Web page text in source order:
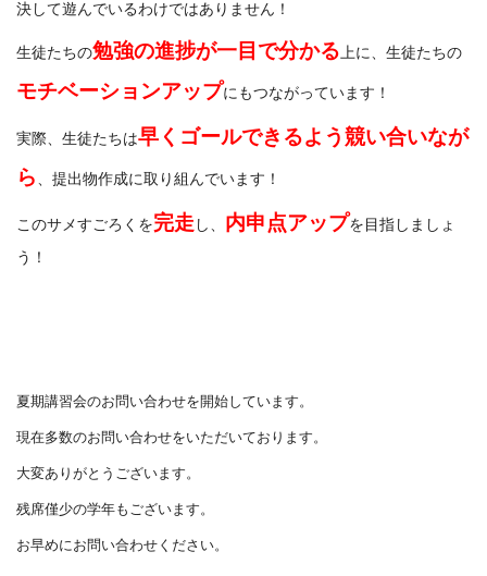
決して遊んでいるわけではありません！
生徒たちの勉強の進捗が一目で分かる上に、生徒たちの
モチベーションアップにもつながっています！
実際、生徒たちは早くゴールできるよう競い合いなが
ら 、提出物作成に取り組んでいます！
このサメすごろくを完走 し、 内申点アップを目指しましょ
う！
夏期講習会のお問い合わせを開始しています。
現在多数のお問い合わせをいただいております。
大変ありがとうございます。
残席僅少の学年もございます。
お早めにお問い合わせください。